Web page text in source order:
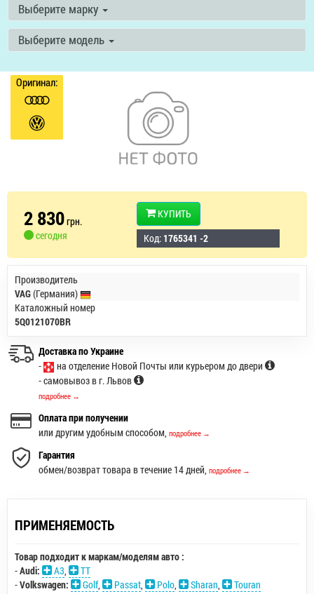
Выберите марку
Выберите модель
Оригинал:
2 830грн.
сегодня
КУПИТЬ
Код: 1765341 -2
Производитель
VAG(Германия)
Каталожный номер
5Q0121070BR
Доставка по Украине
-
на отделение Новой Почты или курьером до двери
- самовывоз в г. Львов
подробнее →
Оплата при получении
или другим удобным способом, подробнее →
Гарантия
обмен/возврат товара в течение 14 дней, подробнее →
ПРИМЕНЯЕМОСТЬ
Товар подходит к маркам/моделям авто :
-Audi: A3,
TT
-Volkswagen: Golf, Passat, Polo, Sharan,
Touran